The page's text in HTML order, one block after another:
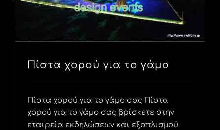
Πίστα χορού για το γάμο
Πίστα χορού για το γάμο σας Πίστα
χορού για το γάμο σας βρίσκετε στην
εταιρεία εκδηλώσεων και εξοπλισμού